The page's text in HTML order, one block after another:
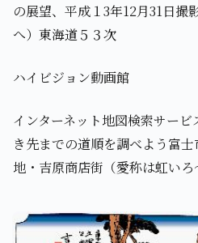
の展望、平成１3年12月31日撮
へ）東海道５３次
ハイビジョン動画館
インターネット地図検索サー
き先までの道順を調べよう富
地・吉原商店街（愛称は虹いろ